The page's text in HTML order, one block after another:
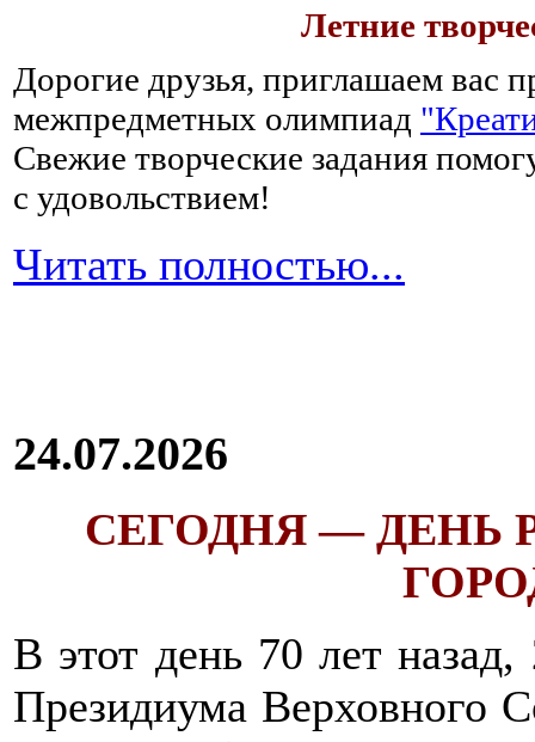
Летние
Дорогие друзья, приглашаем вас
межпредметных олимпиад
Свежие творческие задания
с удовольствием!
Читать полностью...
24.07.2026
СЕГОДНЯ — ДЕНЬ
В этот день 70 лет
Президиума Верховного